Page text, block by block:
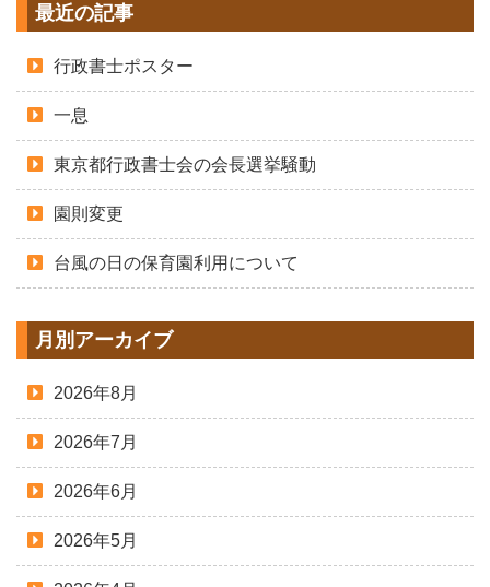
最近の記事
行政書士ポスター
一息
東京都行政書士会の会長選挙騒動
園則変更
台風の日の保育園利用について
月別アーカイブ
2026年8月
2026年7月
2026年6月
2026年5月